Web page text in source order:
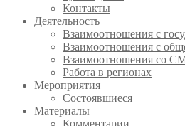
Контакты
Деятельность
Взаимоотношения с
Взаимоотношения с
Взаимоотношения со
Работа в регионах
Мероприятия
Состоявшиеся
Материалы
Комментарии